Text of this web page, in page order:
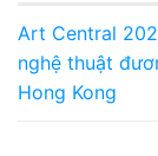
Art Central
nghệ thuật
Hong Kong